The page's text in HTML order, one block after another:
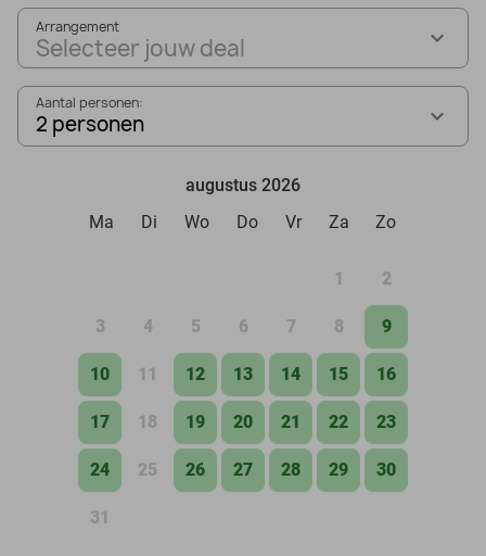
Arrangement
Selecteer jouw deal
Aantal personen:
2 personen
augustus 2026
Ma
Di Wo Do Vr Za Zo
1 2
3 4 5 6 7 8 9
10 11 12 13 14 15 16
17 18 19 20 21 22 23
24 25 26 27 28 29 30
31